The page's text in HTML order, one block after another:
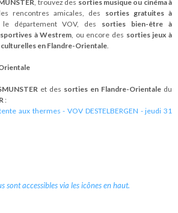
, trouvez des sorties musique ou cinéma à
rencontres amicales, des sorties gratuites à
département VOV, des sorties bien-être à
à Westrem, ou encore des sorties jeux à
en Flandre-Orientale.
et des sorties en Flandre-Orientale du
:
aux thermes - VOV DESTELBERGEN - jeudi 31
sont accessibles via les icônes en haut.